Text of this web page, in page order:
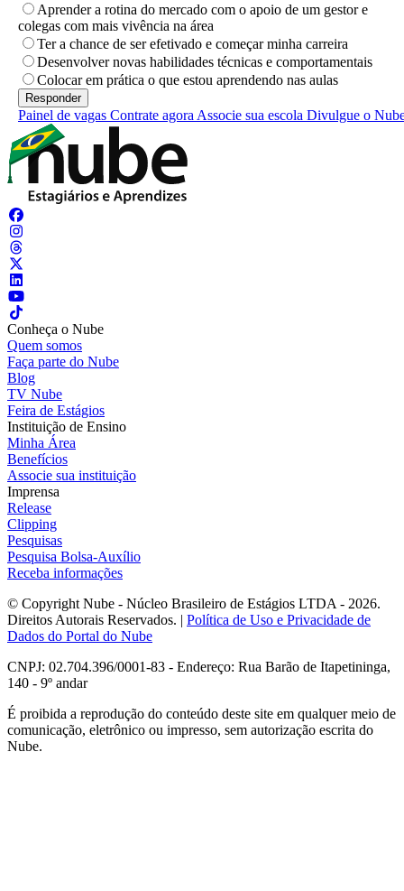
Aprender a rotina do mercado com o apoio de um gestor e
colegas com mais vivência na área
Ter a chance de ser efetivado e começar minha carreira
Desenvolver novas habilidades técnicas e comportamentais
Colocar em prática o que estou aprendendo nas aulas
Painel de vagas Contrate agora Associe sua escola Divulgue o
Conheça o Nube
Quem somos
Faça parte do Nube
Blog
TV Nube
Feira de Estágios
Instituição de Ensino
Minha Área
Benefícios
Associe sua instituição
Imprensa
Release
Clipping
Pesquisas
Pesquisa Bolsa-Auxílio
Receba informações
© Copyright Nube - Núcleo Brasileiro de Estágios LTDA - 2026.
Direitos Autorais Reservados. | Política de Uso e Privacidade de
Dados do Portal do Nube
CNPJ: 02.704.396/0001-83 - Endereço: Rua Barão de Itapetininga,
140 - 9º andar
É proibida a reprodução do conteúdo deste site em qualquer meio de
comunicação, eletrônico ou impresso, sem autorização escrita do
Nube.